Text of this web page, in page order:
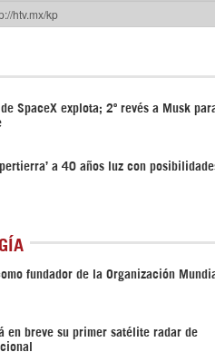
SpaceX explota; 2º revés a Musk
a 40 años luz con
fundador de la Organización
en breve su primer satélite radar de